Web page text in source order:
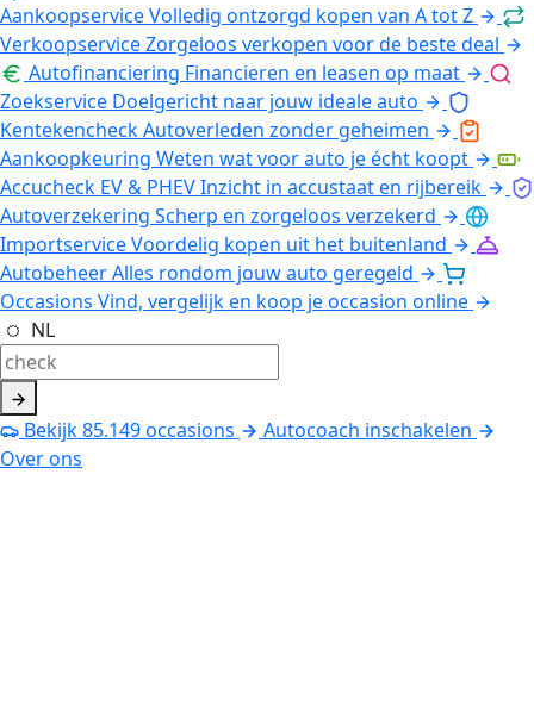
AankoopserviceVolledig ontzorgd kopen van A tot Z
VerkoopserviceZorgeloos verkopen voor de beste deal
Autofinanciering Financieren en leasen op maat
Zoekservice Doelgericht naar jouw ideale auto
KentekencheckAutoverleden zonder geheimen
Aankoopkeuring Weten wat voor auto je écht koopt
Accucheck EV & PHEVInzicht in accustaat en rijbereik
Autoverzekering Scherp en zorgeloos verzekerd
ImportserviceVoordelig kopen uit het buitenland
AutobeheerAlles rondom jouw auto geregeld
Occasions Vind, vergelijk en koop je occasion online
NL
Bekijk85.149occasions
Autocoach inschakelen
Over ons